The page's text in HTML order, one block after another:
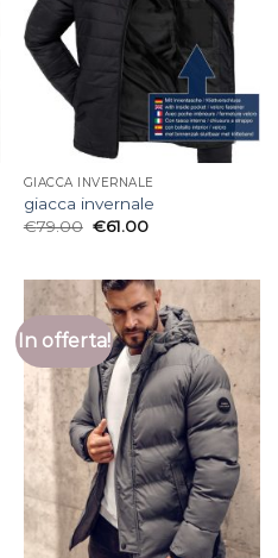
GIACCA INVERNALE
giacca invernale
€79.00 €61.00
In offerta!